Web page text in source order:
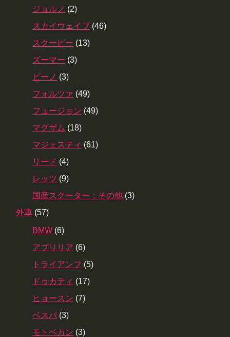
ジョルノ (2)
スカイウェイブ (46)
スクーピー (13)
ズーマー (3)
ビーノ (3)
フォルツァ (49)
フュージョン (49)
マグザム (18)
マジェスティ (61)
リード (4)
レッツ (9)
国産スクーター：その他 (3)
外車 (57)
BMW (6)
アプリリア (6)
トライアンフ (5)
ドゥカティ (17)
ヒョースン (7)
ベスパ (3)
モトベカン (3)